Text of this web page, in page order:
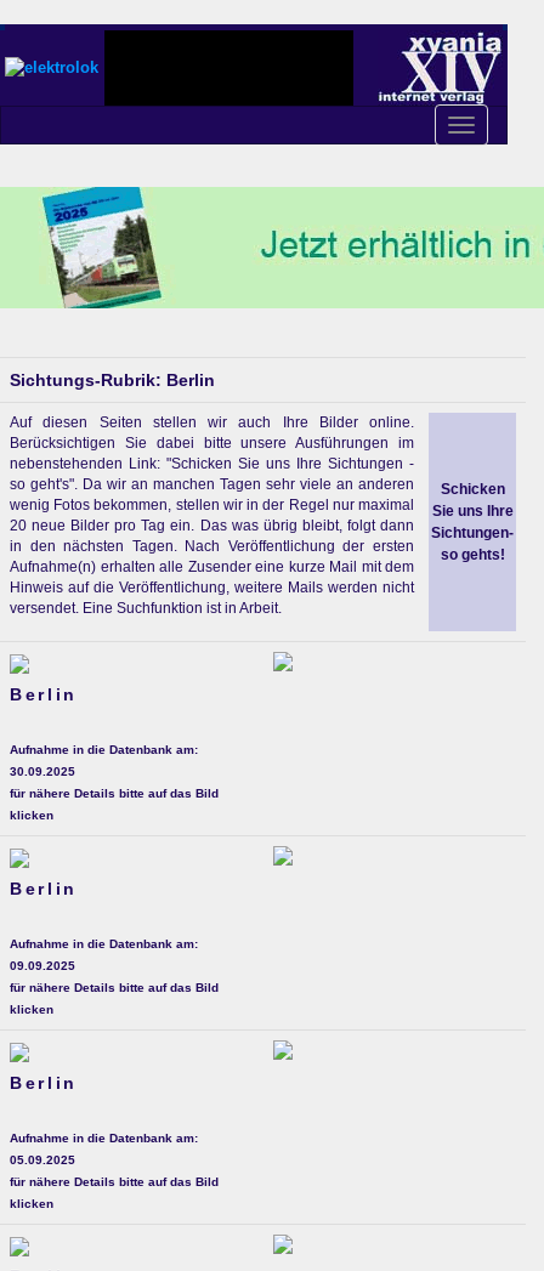
Toggle
navigation
Sichtungs-Rubrik: Berlin
Auf diesen Seiten stellen wir auch Ihre Bilder online.
Berücksichtigen Sie dabei bitte unsere Ausführungen im
nebenstehenden Link: "Schicken Sie uns Ihre Sichtungen -
so geht's". Da wir an manchen Tagen sehr viele an anderen
wenig Fotos bekommen, stellen wir in der Regel nur maximal
20 neue Bilder pro Tag ein. Das was übrig bleibt, folgt dann
in den nächsten Tagen. Nach Veröffentlichung der ersten
Aufnahme(n) erhalten alle Zusender eine kurze Mail mit dem
Hinweis auf die Veröffentlichung, weitere Mails werden nicht
versendet. Eine Suchfunktion ist in Arbeit.
Schicken
Sie uns Ihre
Sichtungen-
so gehts!
Berlin
Aufnahme in die Datenbank am:
30.09.2025
für nähere Details bitte auf das Bild
klicken
Berlin
Aufnahme in die Datenbank am:
09.09.2025
für nähere Details bitte auf das Bild
klicken
Berlin
Aufnahme in die Datenbank am:
05.09.2025
für nähere Details bitte auf das Bild
klicken